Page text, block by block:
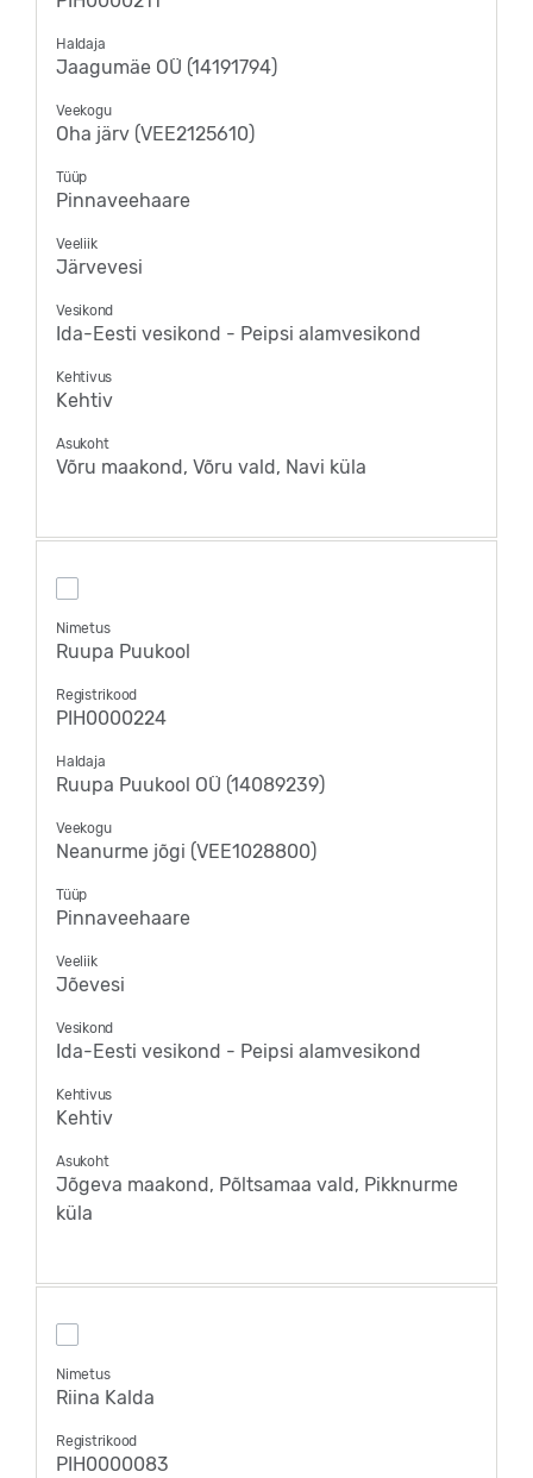
Haldaja
Jaagumäe OÜ (14191794)
Veekogu
Oha järv (VEE2125610)
Tüüp
Pinnaveehaare
Veeliik
Järvevesi
Vesikond
Ida-Eesti vesikond - Peipsi alamvesikond
Kehtivus
Kehtiv
Asukoht
Võru maakond, Võru vald, Navi küla
Nimetus
Ruupa Puukool
Registrikood
PIH0000224
Haldaja
Ruupa Puukool OÜ (14089239)
Veekogu
Neanurme jõgi (VEE1028800)
Tüüp
Pinnaveehaare
Veeliik
Jõevesi
Vesikond
Ida-Eesti vesikond - Peipsi alamvesikond
Kehtivus
Kehtiv
Asukoht
Jõgeva maakond, Põltsamaa vald, Pikknurme
küla
Nimetus
Riina Kalda
Registrikood
PIH0000083